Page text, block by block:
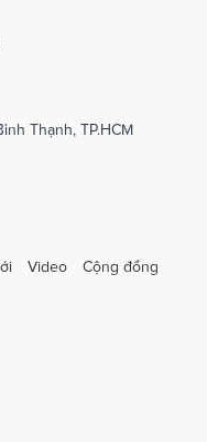
Thạnh, TP.HCM
Video Cộng đồng